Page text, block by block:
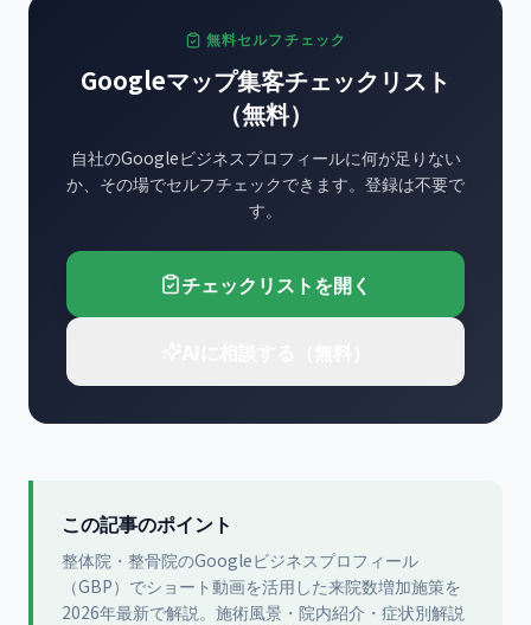
無料セルフチェック
Googleマップ集客チェックリスト
（無料）
自社のGoogleビジネスプロフィールに何が足りない
か、その場でセルフチェックできます。登録は不要で
す。
チェックリストを開く
この記事のポイント
整体院・整骨院のGoogleビジネスプロフィール
（GBP）でショート動画を活用した来院数増加施策を
2026年最新で解説。施術風景・院内紹介・症状別解説